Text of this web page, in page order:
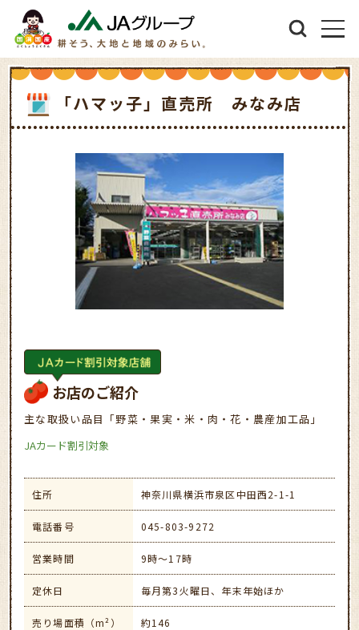
「ハマッ子」直売所 みなみ店
お店のご紹介
主な取扱い品目「野菜・果実・米・肉・花・農産加工品」
JAカード割引対象
住所 神奈川県横浜市泉区中田西2-1-1
電話番号 045-803-9272
営業時間 9時～17時
定休日 毎月第3火曜日、年末年始ほか
売り場面積（m²） 約146